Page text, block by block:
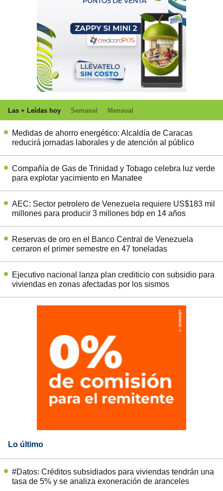
Las + Leídas hoy Semanal Mensual
Medidas de ahorro energético: Alcaldía de Caracas
reducirá jornadas laborales y de atención al público
Compañía de Gas de Trinidad y Tobago celebra luz verde
para explotar yacimiento en Manatee
AEC: Sector petrolero de Venezuela requiere US$183 mil
millones para producir 3 millones bdp en 14 años
Reservas de oro en el Banco Central de Venezuela
cerraron el primer semestre en 47 toneladas
Ejecutivo nacional lanza plan crediticio con subsidio para
viviendas en zonas afectadas por los sismos
Lo último
#Datos: Créditos subsidiados para viviendas tendrán una
tasa de 5% y se analiza exoneración de aranceles